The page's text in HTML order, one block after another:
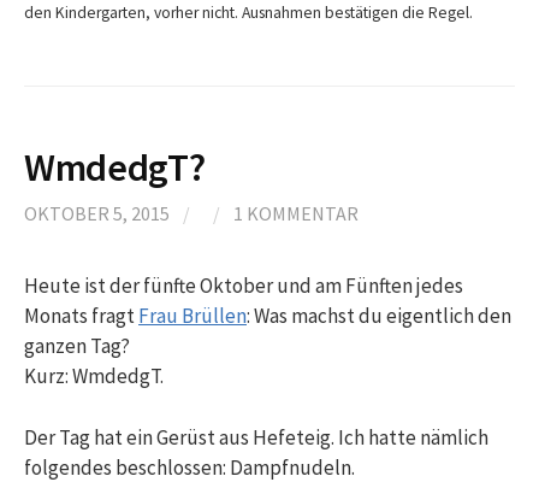
den Kindergarten, vorher nicht. Ausnahmen bestätigen die Regel.
WmdedgT?
OKTOBER 5, 2015 / / 1 KOMMENTAR
Heute ist der fünfte Oktober und am Fünften jedes
Monats fragtFrau Brüllen: Was machst du eigentlich den
ganzen Tag?
Kurz: WmdedgT.
Der Tag hat ein Gerüst aus Hefeteig. Ich hatte nämlich
folgendes beschlossen: Dampfnudeln.